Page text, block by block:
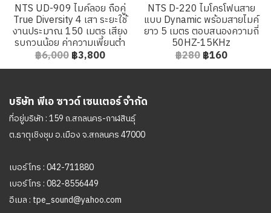
NTS UD-909 ไมค์ลอย ถือคู่
True Diversity 4 เสา ระยะใช้
งานประมาณ 150 เมตร เสียง
รบกวนน้อย ค่าความเพี้ยนต่ำ
฿6,000 ฿3,800
NTS D-220 ไมโครโฟนสาย
แบบ Dynamic พร้อมสายไมค์
ยาว 5 เมตร ตอบสนองความถี่
50HZ-15KHz
฿280 ฿160
บริษัท พีเอ ซาวด์ เซนเตอร์ จำกัด
ที่อยู่บริษัท : 159 ถ.สกลนคร-กาฬสินธุ์
ต.ธาตุเชิงชุม อ.เมือง จ.สกลนคร 47000
เบอร์โทร :042-711880
เบอร์โทร :082-8556449
อีเมล : tpe_sound@yahoo.com